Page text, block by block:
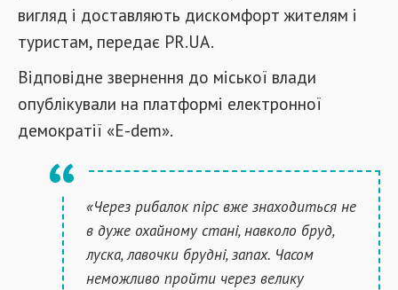
вигляд і доставляють дискомфорт жителям і
туристам, передає PR.UA.
Відповідне звернення до міської влади
опублікували на платформі електронної
демократії «Е-dem».
«Через рибалок пірс вже знаходиться не
в дуже охайному стані, навколо бруд,
луска, лавочки брудні, запах. Часом
неможливо пройти через велику